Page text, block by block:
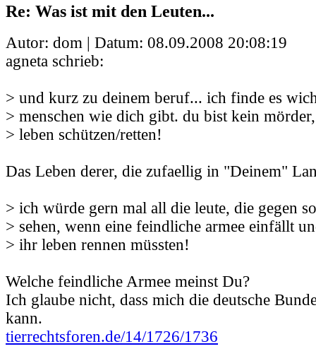
Re: Was ist mit den Leuten...
Autor: dom | Datum: 08.09.2008 20:08:19
agneta schrieb:
> und kurz zu deinem beruf... ich finde es
> menschen wie dich gibt. du bist kein
> leben schützen/retten!
Das Leben derer, die zufaellig in "Deinem"
> ich würde gern mal all die leute, die gegen
> sehen, wenn eine feindliche armee einfällt
> ihr leben rennen müssten!
Welche feindliche Armee meinst Du?
Ich glaube nicht, dass mich die deutsche
kann.
tierrechtsforen.de/14/1726/1736